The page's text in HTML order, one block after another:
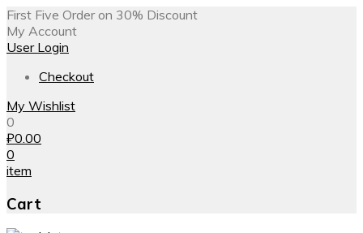
First Five Order on 30% Discount
My Account
User Login
Checkout
My Wishlist
0
₽0.00
0
item
Cart